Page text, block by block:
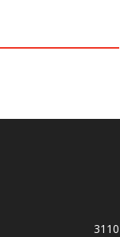
3110